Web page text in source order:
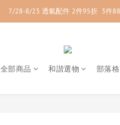
7/28-8/23 紳士內著 2件9折
7/28-8/23 透氣配件 2件95折  3件
全部商品 和諧選物 部落